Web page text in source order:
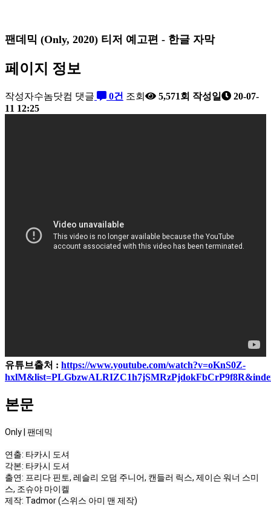
팬데믹 (Only, 2020) 티저 예고편 - 한글 자막
페이지 정보
작성자수놈닷컴 댓글 0건 조회 5,571회 작성일
20-07-
11 12:25
유튜브출처 : https://www.youtube.com/watch?v=oKnS0Z-
본문
Only | 팬데믹
연출: 타카시 도셔
각본: 타카시 도셔
출연: 프리다 핀토, 레슬리 오덤 주니어, 캔들러 릭스, 제이슨 워너 스미
스, 조슈야 마이켈
제작: Tadmor (스위스 아미 맨 제작)